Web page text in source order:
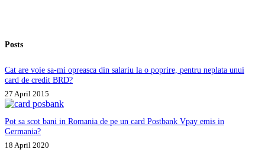
Posts
Cat are voie sa-mi opreasca din salariu la o poprire, pentru neplata unui
card de credit BRD?
27 April 2015
Pot sa scot bani in Romania de pe un card Postbank Vpay emis in
Germania?
18 April 2020